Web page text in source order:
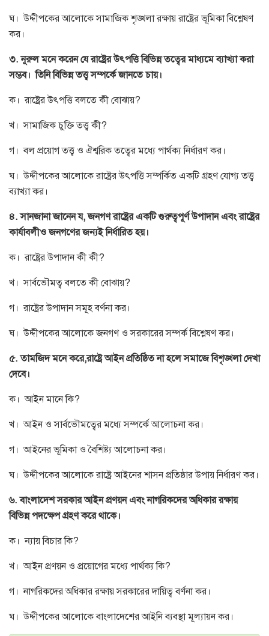
ঘ। উদ্দীপকের আলোকে সামাজিক শৃঙ্খলা রক্ষায় রাষ্ট্রের ভূমিকা বিশ্লেষণ
কর।
৩. নূরুল মনে করেন যে রাষ্ট্রের উৎপত্তি বিভিন্ন তত্বের মাধ্যমে ব্যাখ্যা করা
সম্ভব। তিনি বিভিন্ন তত্ত্ব সম্পর্কে জানতে চায়।
ক। রাষ্ট্রের উৎপত্তি বলতে কী বোঝায়?
খ। সামাজিক চুক্তি তত্ত্ব কী?
গ। বল প্রয়োগ তত্ত্ব ও ঐশ্বরিক তত্বের মধ্যে পার্থক্য নির্ধারণ কর।
ঘ। উদ্দীপকের আলোকে রাষ্ট্রের উৎপত্তি সম্পর্কিত একটি গ্রহণ যোগ্য তত্ত্ব
ব্যাখ্যা কর।
৪. সানজানা জানেন য, জনগণ রাষ্ট্রের একটি গুরুত্বপূর্ণ উপাদান এবং রাষ্ট্রের
কার্যাবলীও জনগণের জন্যই নির্ধারিত হয়।
ক। রাষ্ট্রের উপাদান কী কী?
খ। সার্বভৌমত্ব বলতে কী বোঝায়?
গ। রাষ্ট্রের উপাদান সমূহ বর্ণনা কর।
ঘ। উদ্দীপকের আলোকে জনগণ ও সরকারের সম্পর্ক বিশ্লেষণ কর।
৫. তামজিদ মনে করে,রাষ্ট্রে আইন প্রতিষ্ঠিত না হলে সমাজে বিশৃঙ্খলা দেখা
দেবে।
ক। আইন মানে কি?
খ। আইন ও সার্বভৌমত্বের মধ্যে সম্পর্কে আলোচনা কর।
গ। আইনের ভূমিকা ও বৈশিষ্ট্য আলোচনা কর।
ঘ। উদ্দীপকের আলোকে রাষ্ট্রে আইনের শাসন প্রতিষ্ঠার উপায় নির্ধারণ কর।
৬. বাংলাদেশ সরকার আইন প্রণয়ন এবং নাগরিকদের অধিকার রক্ষায়
বিভিন্ন পদক্ষেপ গ্রহণ করে থাকে।
ক। ন্যায় বিচার কি?
খ। আইন প্রণয়ন ও প্রয়োগের মধ্যে পার্থক্য কি?
গ। নাগরিকদের অধিকার রক্ষায় সরকারের দায়িত্ব বর্ণনা কর।
ঘ। উদ্দীপকের আলোকে বাংলাদেশের আইনি ব্যবস্থা মূল্যায়ন কর।